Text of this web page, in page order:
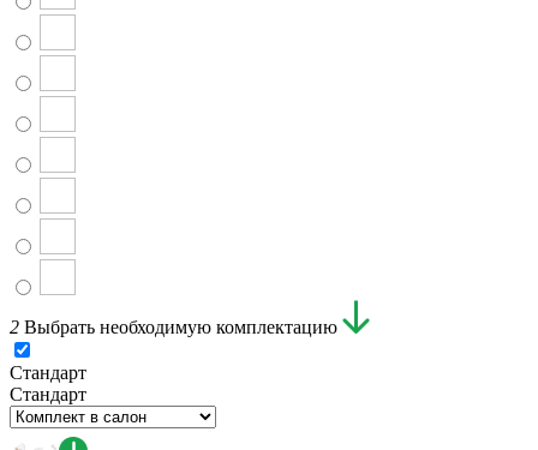
2 Выбрать необходимую комплектацию
Стандарт
Стандарт